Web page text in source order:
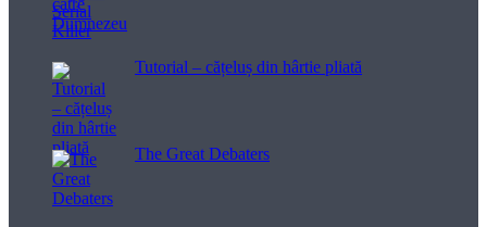
Tutorial – cățeluș din hârtie pliată
The Great Debaters